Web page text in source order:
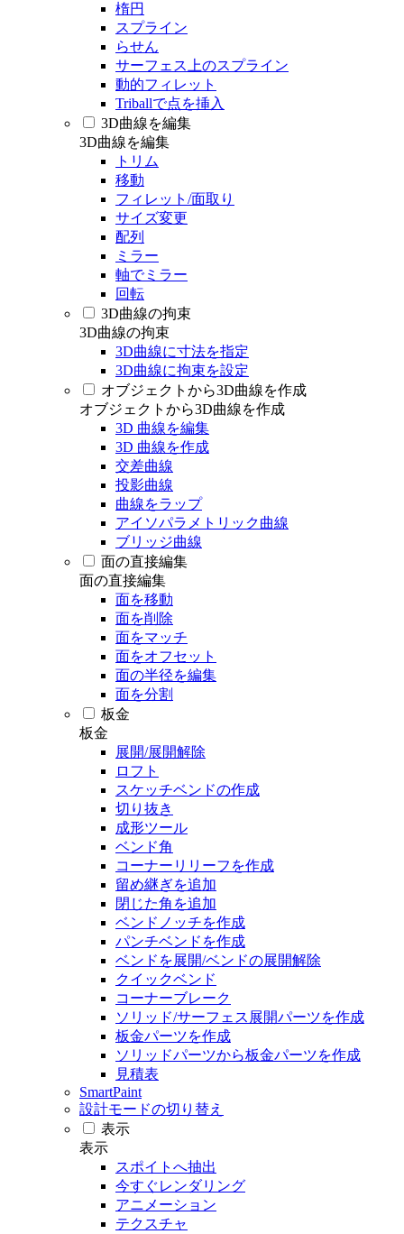
楕円
スプライン
らせん
サーフェス上のスプライン
動的フィレット
Triballで点を挿入
3D曲線を編集
3D曲線を編集
トリム
移動
フィレット/面取り
サイズ変更
配列
ミラー
軸でミラー
回転
3D曲線の拘束
3D曲線の拘束
3D曲線に寸法を指定
3D曲線に拘束を設定
オブジェクトから3D曲線を作成
オブジェクトから3D曲線を作成
3D 曲線を編集
3D 曲線を作成
交差曲線
投影曲線
曲線をラップ
アイソパラメトリック曲線
ブリッジ曲線
面の直接編集
面の直接編集
面を移動
面を削除
面をマッチ
面をオフセット
面の半径を編集
面を分割
板金
板金
展開/展開解除
ロフト
スケッチベンドの作成
切り抜き
成形ツール
ベンド角
コーナーリリーフを作成
留め継ぎを追加
閉じた角を追加
ベンドノッチを作成
パンチベンドを作成
ベンドを展開/ベンドの展開解除
クイックベンド
コーナーブレーク
ソリッド/サーフェス展開パーツを作成
板金パーツを作成
ソリッドパーツから板金パーツを作成
見積表
SmartPaint
設計モードの切り替え
表示
表示
スポイトへ抽出
今すぐレンダリング
アニメーション
テクスチャ